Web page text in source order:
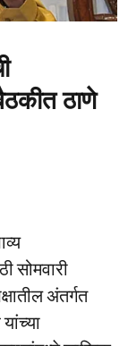
ठाणे
सोमवारी
अंतर्गत